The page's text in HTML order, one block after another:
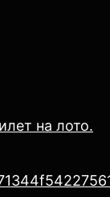
на лото.